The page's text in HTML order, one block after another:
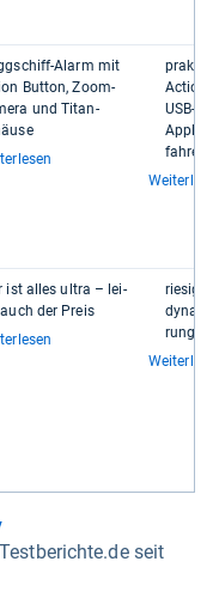
​Alarm mit
But­ton, Zoom-​
und Titan-​
Action
USB-​​C
Apple-​​
fah­ren
ist alles ultra – lei­
der Preis
rie­si­ges
seit